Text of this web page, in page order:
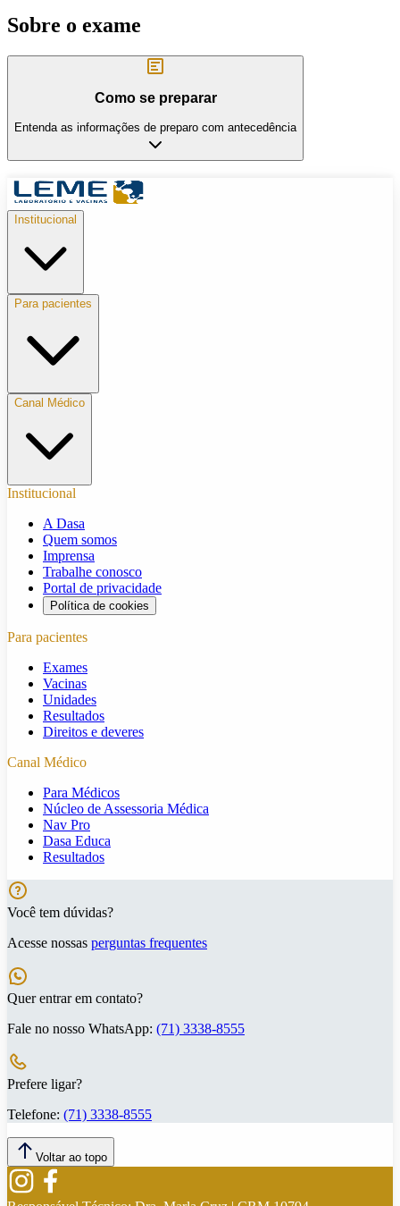
Sobre o exame
Como se preparar
Entenda as informações de preparo com antecedência
Institucional
Para pacientes
Canal Médico
Institucional
A Dasa
Quem somos
Imprensa
Trabalhe conosco
Portal de privacidade
Política de cookies
Para pacientes
Exames
Vacinas
Unidades
Resultados
Direitos e deveres
Canal Médico
Para Médicos
Núcleo de Assessoria Médica
Nav Pro
Dasa Educa
Resultados
Você tem dúvidas?
Acesse nossas perguntas frequentes
Quer entrar em contato?
Fale no nosso WhatsApp: (71) 3338-8555
Prefere ligar?
Telefone: (71) 3338-8555
Voltar ao topo